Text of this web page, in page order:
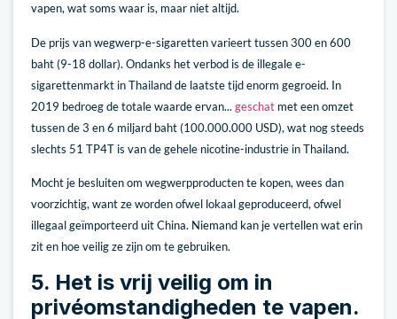
vapen, wat soms waar is, maar niet altijd.
De prijs van wegwerp-e-sigaretten varieert tussen 300 en 600
baht (9-18 dollar). Ondanks het verbod is de illegale e-
sigarettenmarkt in Thailand de laatste tijd enorm gegroeid. In
2019 bedroeg de totale waarde ervan... geschat met een omzet
tussen de 3 en 6 miljard baht (100.000.000 USD), wat nog steeds
slechts 51 TP4T is van de gehele nicotine-industrie in Thailand.
Mocht je besluiten om wegwerpproducten te kopen, wees dan
voorzichtig, want ze worden ofwel lokaal geproduceerd, ofwel
illegaal geïmporteerd uit China. Niemand kan je vertellen wat erin
zit en hoe veilig ze zijn om te gebruiken.
5. Het is vrij veilig om in
privéomstandigheden te vapen.